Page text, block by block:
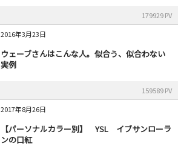
179929 PV
2016年3月23日
ウェーブさんはこんな人。似合う、似合わない
実例
159589 PV
2017年8月26日
【パーソナルカラー別】 YSL イブサンローラ
ンの口紅